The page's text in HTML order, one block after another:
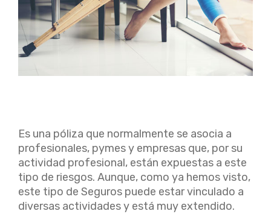
Es una póliza que normalmente se asocia a
profesionales, pymes y empresas que, por su
actividad profesional, están expuestas a este
tipo de riesgos. Aunque, como ya hemos visto,
este tipo de Seguros puede estar vinculado a
diversas actividades y está muy extendido.